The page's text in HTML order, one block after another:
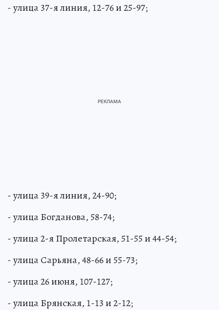
- улица 37-я линия, 12-76 и 25-97;
- улица 39-я линия, 24-90;
- улица Богданова, 58-74;
- улица 2-я Пролетарская, 51-55 и 44-54;
- улица Сарьяна, 48-66 и 55-73;
- улица 26 июня, 107-127;
- улица Брянская, 1-13 и 2-12;